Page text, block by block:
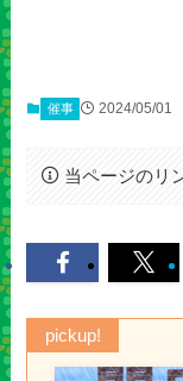
催事 2024/05/01
当ページのリ
pickup!